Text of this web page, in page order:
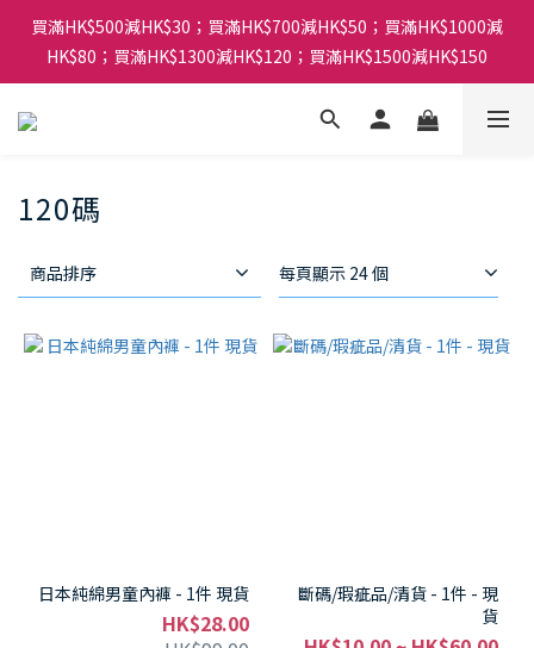
買滿HK$500減HK$30；買滿HK$700減HK$50；買滿HK$1000減
HK$80；買滿HK$1300減HK$120；買滿HK$1500減HK$150
120碼
商品排序 每頁顯示 24 個
日本純綿男童內褲 - 1件 現貨
HK$28.00
斷碼/瑕疵品/清貨 - 1件 - 現
貨